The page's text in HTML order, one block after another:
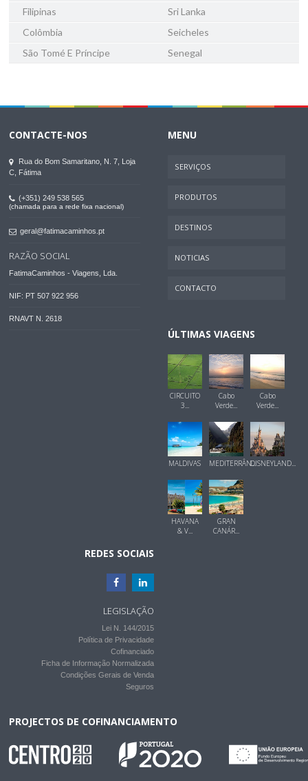
Filipinas
Sri Lanka
Colômbia
Seicheles
São Tomé E Príncipe
Senegal
CONTACTE-NOS
Rua do Bom Samaritano, N. 7, Loja
C, Fátima
(+351) 249 538 565
(chamada para a rede fixa nacional)
geral@fatimacaminhos.pt
RAZÃO SOCIAL
FatimaCaminhos - Viagens, Lda.
NIF: PT 507 922 956
RNAVT N. 2618
MENU
SERVIÇOS
PRODUTOS
DESTINOS
NOTICIAS
CONTACTO
ÚLTIMAS VIAGENS
CIRCUITO
3...
Cabo
Verde...
Cabo
Verde...
MALDIVAS MEDITERRÂN...DISNEYLAND...
HAVANA
& V...
GRAN
CANÁR...
REDES SOCIAIS
LEGISLAÇÃO
Lei N. 144/2015
Política de Privacidade
Cofinanciado
Ficha de Informação Normalizada
Condições Gerais de Venda
Seguros
PROJECTOS DE COFINANCIAMENTO